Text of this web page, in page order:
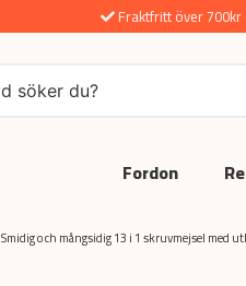
Fraktfritt över
Fordon
Smidig och mångsidig 13 i 1 skruvmejsel med